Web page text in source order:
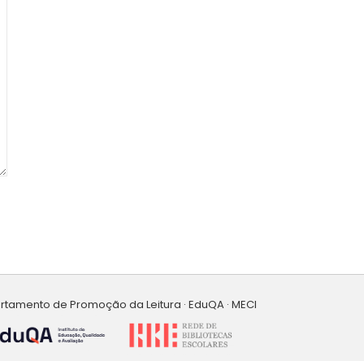
de Promoção da Leitura · EduQA · MECI